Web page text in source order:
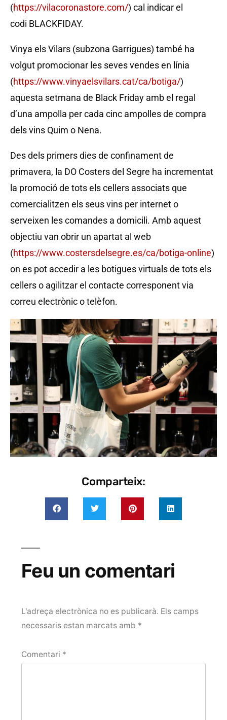
(https://vilacoronastore.com/) cal indicar el
codi BLACKFIDAY.
Vinya els Vilars (subzona Garrigues) també ha
volgut promocionar les seves vendes en línia
(https://www.vinyaelsvilars.cat/ca/botiga/)
aquesta setmana de Black Friday amb el regal
d’una ampolla per cada cinc ampolles de compra
dels vins Quim o Nena.
Des dels primers dies de confinament de
primavera, la DO Costers del Segre ha incrementat
la promoció de tots els cellers associats que
comercialitzen els seus vins per internet o
serveixen les comandes a domicili. Amb aquest
objectiu van obrir un apartat al web
(https://www.costersdelsegre.es/ca/botiga-online)
on es pot accedir a les botigues virtuals de tots els
cellers o agilitzar el contacte corresponent via
correu electrònic o telèfon.
Comparteix:
Feu un comentari
L'adreça electrònica no es publicarà. Els camps
necessaris estan marcats amb *
Comentari *